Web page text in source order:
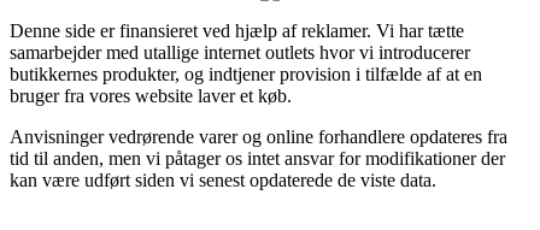
Denne side er finansieret ved hjælp af reklamer. Vi har tætte
samarbejder med utallige internet outlets hvor vi introducerer
butikkernes produkter, og indtjener provision i tilfælde af at en
bruger fra vores website laver et køb.
Anvisninger vedrørende varer og online forhandlere opdateres fra
tid til anden, men vi påtager os intet ansvar for modifikationer der
kan være udført siden vi senest opdaterede de viste data.